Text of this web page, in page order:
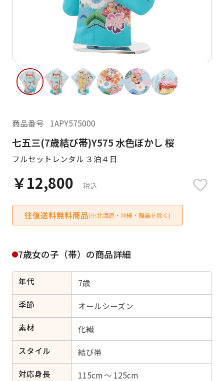
月 火 水 木 金
4 5 6 7
9 11 12 13 14
15
16
18 19 20 21
22
6
7
現在選択しているご利用日
ご利用される方
女性 男性 女の子
キャンセル 検索する
商品番号 1APY575000
七五三(7歳結び帯)Y575 水色ぼかし 桜
フルセットレンタル ３泊４日
￥12,800 税込
往復送料無料商品(※北海道・沖縄・離島を除く)
7歳女の子（帯）の商品詳細
年代
7歳
季節
オールシーズン
素材
化繊
スタイル
結び帯
対応身長
115cm ～ 125cm